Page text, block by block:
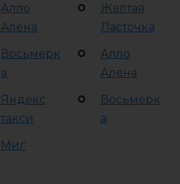
Алло
Алена
Восьмерк
а
Яндекс
такси
Миг
Желтая
Ласточка
Алло
Алена
Восьмерк
а